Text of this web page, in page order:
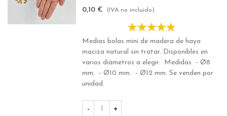
0,10 € (IVA no incluido)
Medias bolas mini de madera de haya
maciza natural sin tratar. Disponibles en
varios diámetros a elegir. Medidas - Ø8
mm. - Ø10 mm. - Ø12 mm. Se venden por
unidad.
- +